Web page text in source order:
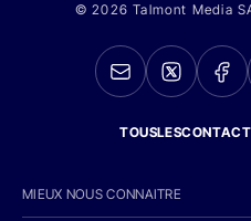
© 2026 Talmont Media
MIEUX NOUS CONNAITRE